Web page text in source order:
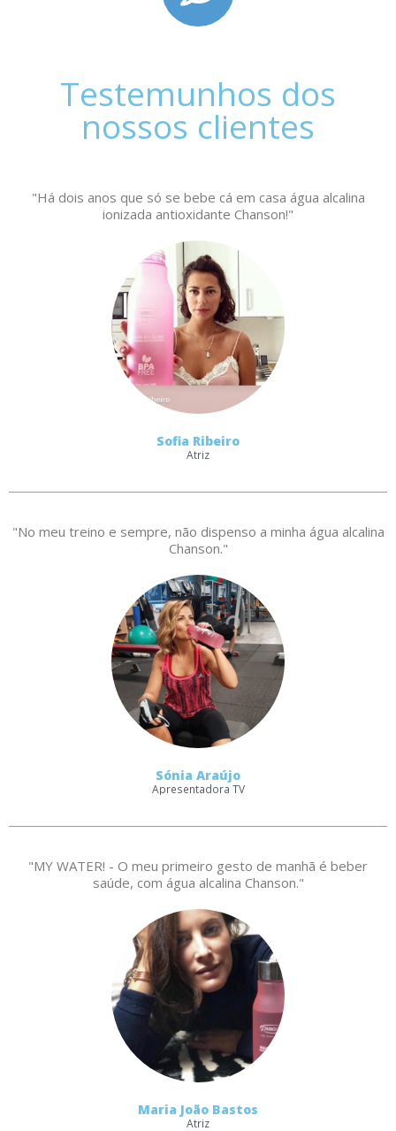
Testemunhos dos
nossos clientes
"Há dois anos que só se bebe cá em casa água alcalina
ionizada antioxidante Chanson!"
Sofia Ribeiro
Atriz
"No meu treino e sempre, não dispenso a minha água alcalina
Chanson."
Sónia Araújo
Apresentadora TV
"MY WATER! - O meu primeiro gesto de manhã é beber
saúde, com água alcalina Chanson."
Maria João Bastos
Atriz